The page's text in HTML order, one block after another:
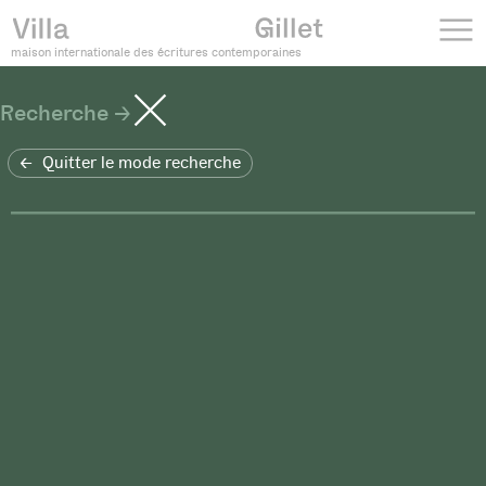
maison internationale des écritures contemporaines
Recherche
Quitter le mode recherche